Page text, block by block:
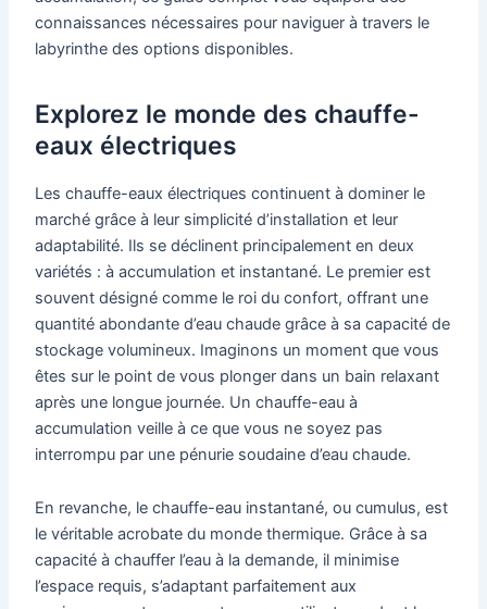
connaissances nécessaires pour naviguer à travers le
labyrinthe des options disponibles.
Explorez le monde des chauffe-
eaux électriques
Les chauffe-eaux électriques continuent à dominer le
marché grâce à leur simplicité d’installation et leur
adaptabilité. Ils se déclinent principalement en deux
variétés : à accumulation et instantané. Le premier est
souvent désigné comme le roi du confort, offrant une
quantité abondante d’eau chaude grâce à sa capacité de
stockage volumineux. Imaginons un moment que vous
êtes sur le point de vous plonger dans un bain relaxant
après une longue journée. Un chauffe-eau à
accumulation veille à ce que vous ne soyez pas
interrompu par une pénurie soudaine d’eau chaude.
En revanche, le chauffe-eau instantané, ou cumulus, est
le véritable acrobate du monde thermique. Grâce à sa
capacité à chauffer l’eau à la demande, il minimise
l’espace requis, s’adaptant parfaitement aux